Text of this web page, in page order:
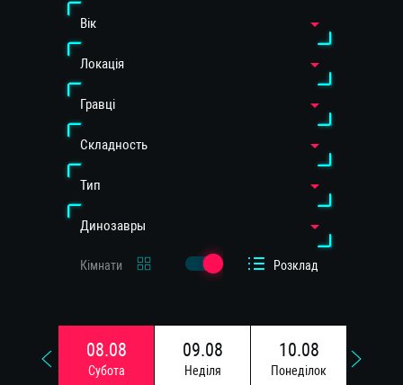
Вiк
Локація
Гравці
Cкладность
Тип
Динозавры
Кімнати Розклад
08.08
Субота
09.08
Недiля
10.08
Понедiлок